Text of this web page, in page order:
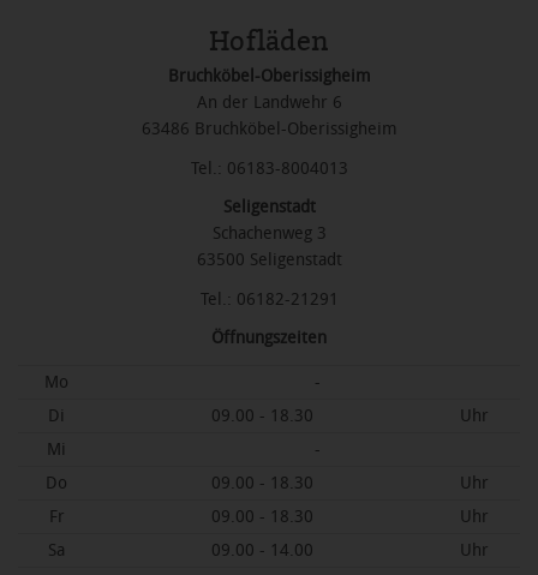
Hofläden
Bruchköbel-Oberissigheim
An der Landwehr 6
63486 Bruchköbel-Oberissigheim
Tel.: 06183-8004013
Seligenstadt
Schachenweg 3
63500 Seligenstadt
Tel.: 06182-21291
Öffnungszeiten
Mo
-
Di
09.00 - 18.30
Uhr
Mi
-
Do
09.00 - 18.30
Uhr
Fr
09.00 - 18.30
Uhr
Sa
09.00 - 14.00 Uhr